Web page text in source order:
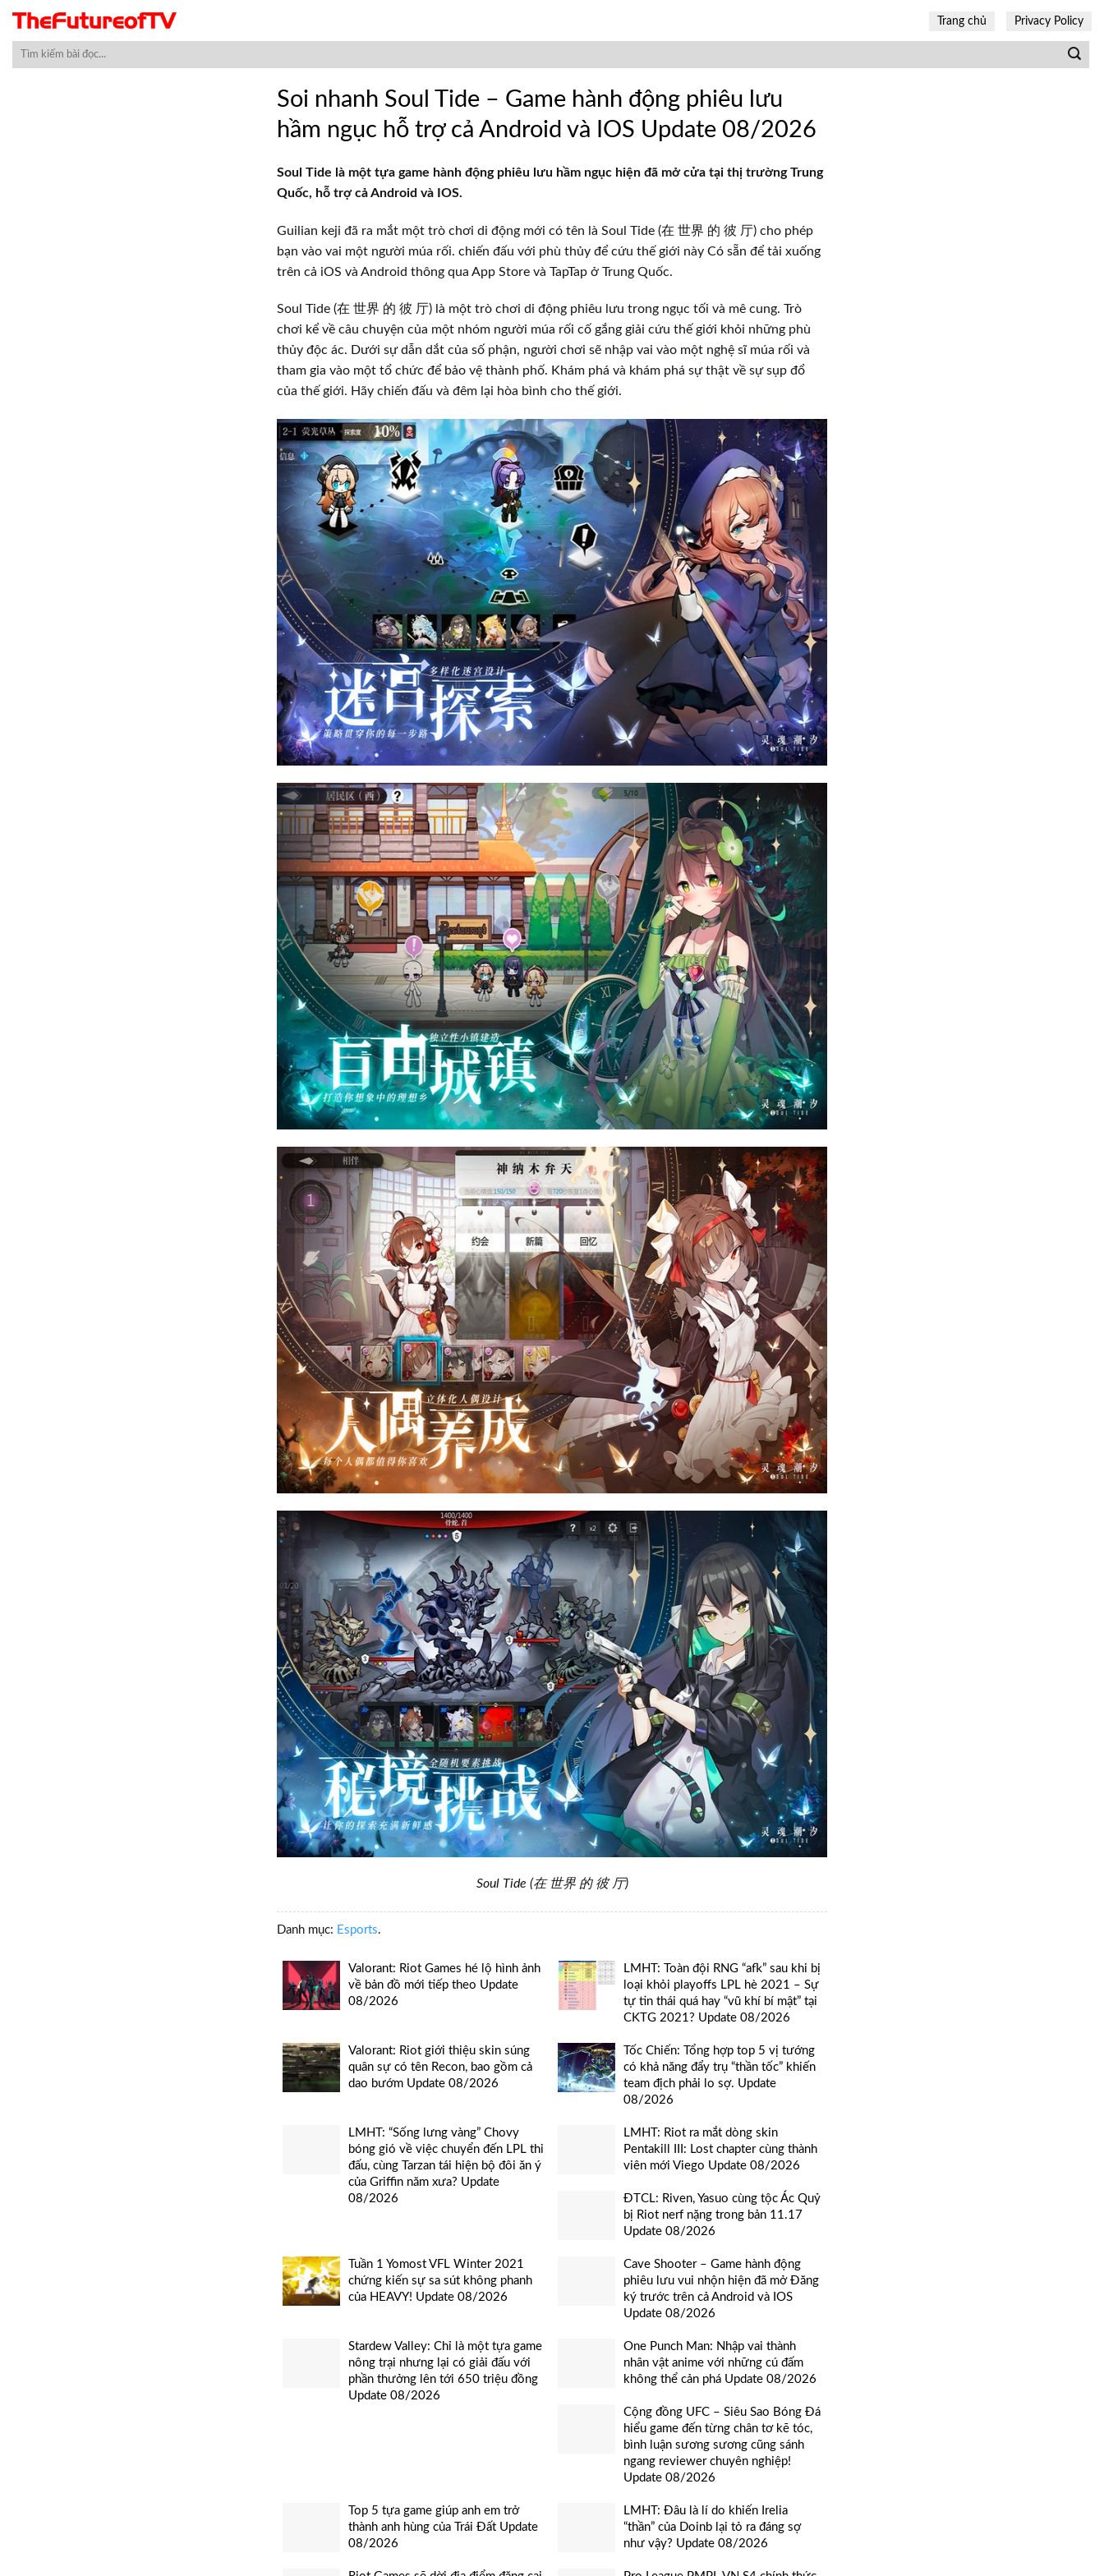
Skip
content
Trang chủ Privacy Policy
Soi nhanh Soul Tide – Game hành động phiêu lưu
hầm ngục hỗ trợ cả Android và IOS Update 08/2026
Soul Tide là một tựa game hành động phiêu lưu hầm ngục hiện đã mở cửa tại thị trường Trung
Quốc, hỗ trợ cả Android và IOS.
Guilian keji đã ra mắt một trò chơi di động mới có tên là Soul Tide (在 世界 的 彼 厅) cho phép
bạn vào vai một người múa rối. chiến đấu với phù thủy để cứu thế giới này Có sẵn để tải xuống
trên cả iOS và Android thông qua App Store và TapTap ở Trung Quốc.
Soul Tide (在 世界 的 彼 厅) là một trò chơi di động phiêu lưu trong ngục tối và mê cung. Trò
chơi kể về câu chuyện của một nhóm người múa rối cố gắng giải cứu thế giới khỏi những phù
thủy độc ác. Dưới sự dẫn dắt của số phận, người chơi sẽ nhập vai vào một nghệ sĩ múa rối và
tham gia vào một tổ chức để bảo vệ thành phố. Khám phá và khám phá sự thật về sự sụp đổ
của thế giới. Hãy chiến đấu và đêm lại hòa bình cho thế giới.
Soul Tide (在 世界 的 彼 厅)
Danh mục: Esports.
Valorant: Riot Games hé lộ hình ảnh
về bản đồ mới tiếp theo Update
08/2026
LMHT: Toàn đội RNG “afk” sau khi bị
loại khỏi playoffs LPL hè 2021 – Sự
tự tin thái quá hay “vũ khí bí mật” tại
CKTG 2021? Update 08/2026
Valorant: Riot giới thiệu skin súng
quân sự có tên Recon, bao gồm cả
dao bướm Update 08/2026
Tốc Chiến: Tổng hợp top 5 vị tướng
có khả năng đẩy trụ “thần tốc” khiến
team địch phải lo sợ. Update
08/2026
LMHT: “Sống lưng vàng” Chovy
bóng gió về việc chuyển đến LPL thi
đấu, cùng Tarzan tái hiện bộ đôi ăn ý
của Griffin năm xưa? Update
08/2026
LMHT: Riot ra mắt dòng skin
Pentakill III: Lost chapter cùng thành
viên mới Viego Update 08/2026
ĐTCL: Riven, Yasuo cùng tộc Ác Quỷ
bị Riot nerf nặng trong bản 11.17
Update 08/2026
Tuần 1 Yomost VFL Winter 2021
chứng kiến sự sa sút không phanh
của HEAVY! Update 08/2026
Cave Shooter – Game hành động
phiêu lưu vui nhộn hiện đã mở Đăng
ký trước trên cả Android và IOS
Update 08/2026
Stardew Valley: Chỉ là một tựa game
nông trại nhưng lại có giải đấu với
phần thưởng lên tới 650 triệu đồng
Update 08/2026
One Punch Man: Nhập vai thành
nhân vật anime với những cú đấm
không thể cản phá Update 08/2026
Cộng đồng UFC – Siêu Sao Bóng Đá
hiểu game đến từng chân tơ kẽ tóc,
bình luận sương sương cũng sánh
ngang reviewer chuyên nghiệp!
Update 08/2026
Top 5 tựa game giúp anh em trở
thành anh hùng của Trái Đất Update
08/2026
LMHT: Đâu là lí do khiến Irelia
“thần” của Doinb lại tỏ ra đáng sợ
như vậy? Update 08/2026